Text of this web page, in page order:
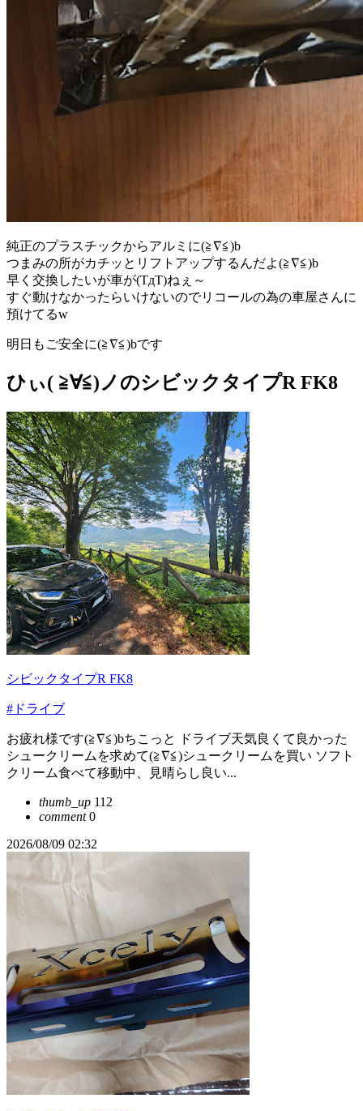
純正のプラスチックからアルミに(≧∇≦)b
つまみの所がカチッとリフトアップするんだよ(≧∇≦)b
早く交換したいが車が(TдT)ねぇ～
すぐ動けなかったらいけないのでリコールの為の車屋さんに
預けてるw
明日もご安全に(≧∇≦)bです
ひぃ( ≧∀≦)ノのシビックタイプR FK8
シビックタイプR FK8
#ドライブ
お疲れ様です(≧∇≦)bちこっと ドライブ天気良くて良かった
シュークリームを求めて(≧∇≦)シュークリームを買い ソフト
クリーム食べて移動中、見晴らし良い...
thumb_up 112
comment0
2026/08/09 02:32